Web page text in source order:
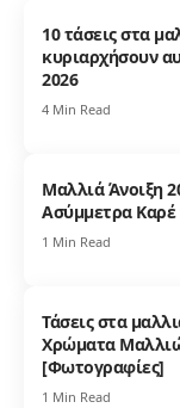
10 τάσεις στα
κυριαρχήσουν
2026
4 Min Read
Μαλλιά Άνοιξη
Ασύμμετρα
1 Min Read
Τάσεις στα
Χρώματα
[Φωτογραφίες]
1 Min Read